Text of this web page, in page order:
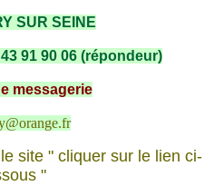
SUR SEINE
91 90 06 (répondeur)
messagerie
site " cliquer sur le lien ci-
"